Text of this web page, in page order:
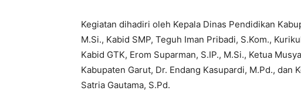
Kegiatan dihadiri oleh Kepala Dinas Pendidikan
M.Si., Kabid SMP, Teguh Iman Pribadi, S.Kom.,
Kabid GTK, Erom Suparman, S.IP., M.Si., Ketua
Kabupaten Garut, Dr. Endang Kasupardi, M.Pd., dan
Satria Gautama, S.Pd.